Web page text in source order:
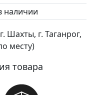
наличии
Шахты, г. Таганрог,
месту)
товара